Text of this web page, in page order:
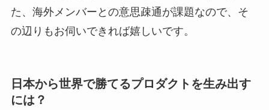
た、海外メンバーとの意思疎通が課題なので、そ
の辺りもお伺いできれば嬉しいです。
日本から世界で勝てるプロダクトを生み出す
には？